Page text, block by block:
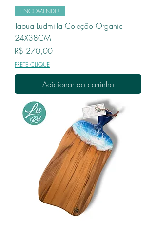
ENCOMENDE!
Tabua Ludmilla Coleção Organic
24X38CM
Preço
R$ 270,00
FRETE CLIQUE
Adicionar ao carrinho